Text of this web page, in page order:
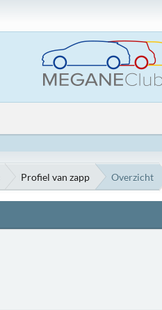
Profiel van zapp Overzicht